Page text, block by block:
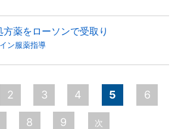
薬をローソンで受取り
ン服薬指導
2 3 4 5 6
8 9 次